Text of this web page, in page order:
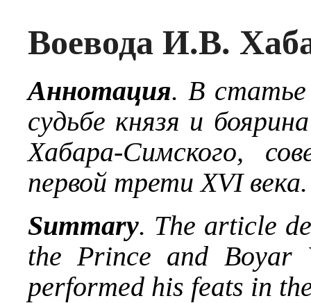
Воевода И.В.
Аннотация. В статье
судьбе князя и
Хабара-Симского,
первой трети XVI века.
Summary. The article
the Prince and Boyar
performed his feats in